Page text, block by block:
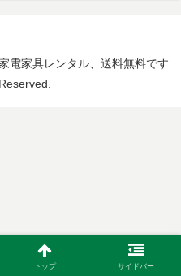
電家具レンタル、送料無料です
トップ サイドバー